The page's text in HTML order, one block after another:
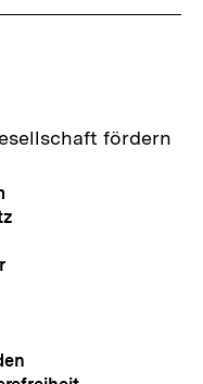
fördern